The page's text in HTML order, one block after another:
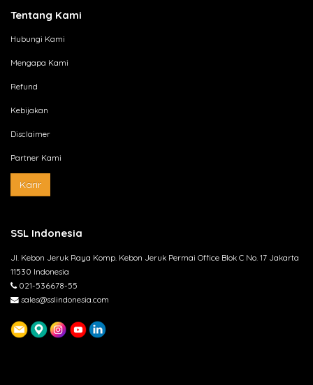
Tentang Kami
Hubungi Kami
Mengapa Kami
Refund
Kebijakan
Disclaimer
Partner Kami
Karir
SSL Indonesia
Jl. Kebon Jeruk Raya Komp. Kebon Jeruk Permai Office Blok C No. 17 Jakarta
11530 Indonesia
021-536678-55
sales@sslindonesia.com